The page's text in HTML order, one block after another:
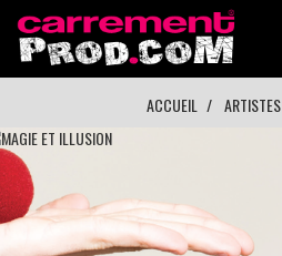
ACCUEIL ARTISTES